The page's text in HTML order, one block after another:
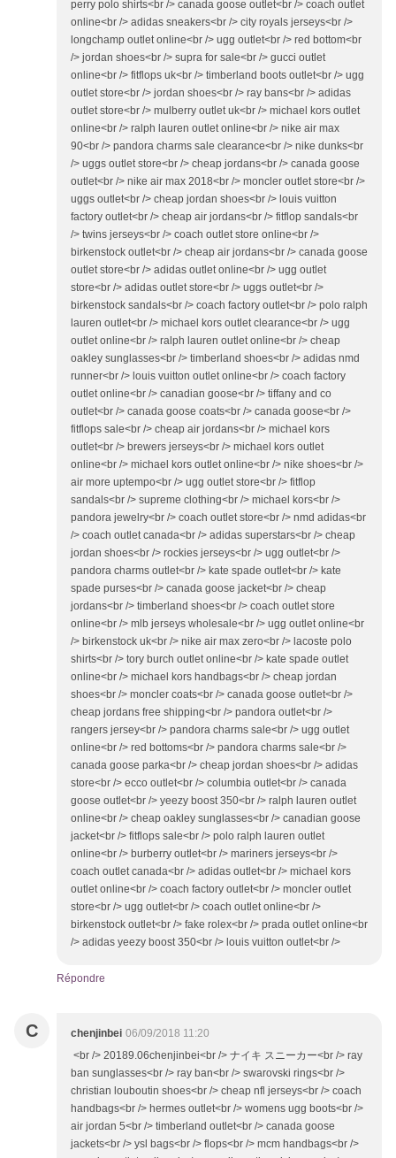
Répondre
C chenjinbei 06/09/2018 11:20
<br /> 20189.06chenjinbei<br /> ナイキ スニーカー<br /> ray
ban sunglasses<br /> ray ban<br /> swarovski rings<br />
christian louboutin shoes<br /> cheap nfl jerseys<br /> coach
handbags<br /> hermes outlet<br /> womens ugg boots<br />
air jordan 5<br /> timberland outlet<br /> canada goose
jackets<br /> ysl bags<br /> flops<br /> mcm handbags<br />